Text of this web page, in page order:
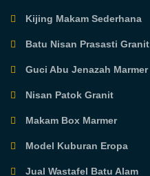
Kijing Makam Sederhana
Batu Nisan Prasasti Granit
Guci Abu Jenazah Marmer
Nisan Patok Granit
Makam Box Marmer
Model Kuburan Eropa
Jual Wastafel Batu Alam